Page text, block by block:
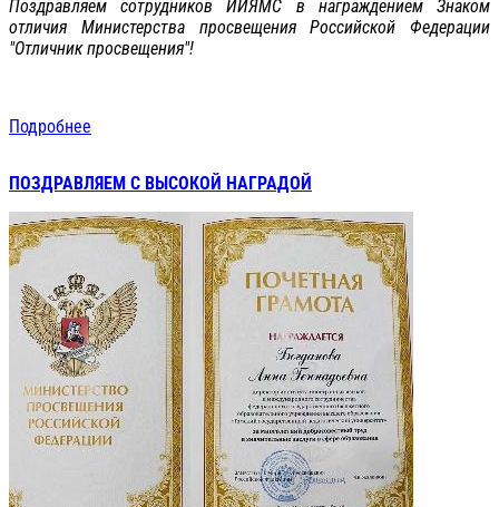
Поздравляем сотрудников ИИЯМС в награждением Знаком
отличия Министерства просвещения Российской Федерации
"Отличник просвещения"!
Подробнее
ПОЗДРАВЛЯЕМ С ВЫСОКОЙ НАГРАДОЙ